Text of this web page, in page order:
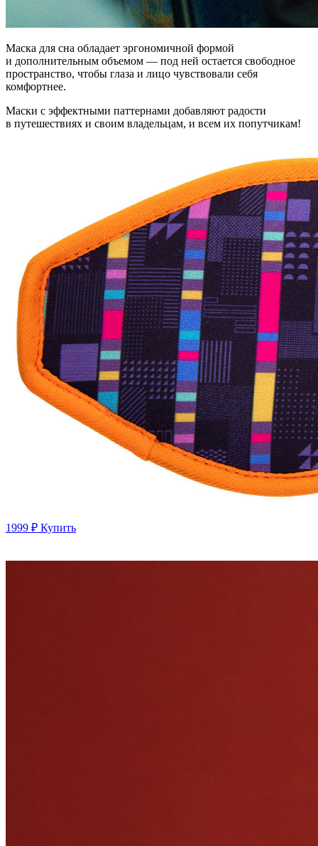
Маска для сна обладает эргономичной формой
и дополнительным объемом — под ней остается свободное
пространство, чтобы глаза и лицо чувствовали себя
комфортнее.
Маски с эффектными паттернами добавляют радости
в путешествиях и своим владельцам, и всем их попутчикам!
1999 ₽ Купить